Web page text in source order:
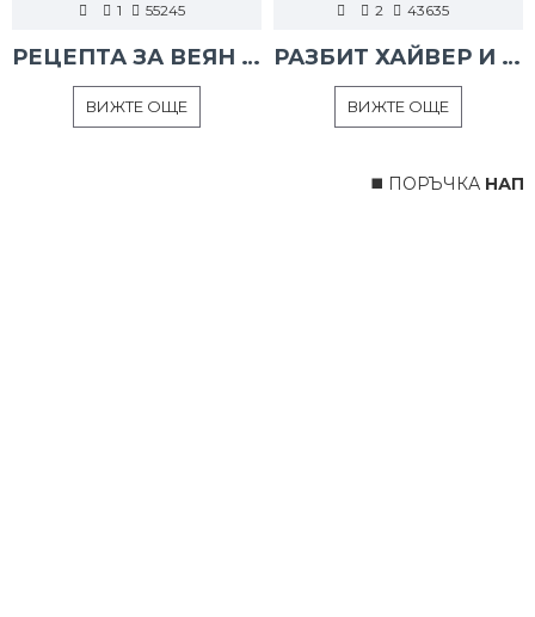
1 55245
РЕЦЕПТА ЗА ВЕЯН ПАЛАМУД
ВИЖТЕ ОЩЕ
2 43635
РАЗБИТ ХАЙВЕР И ТАРАМА
ВИЖТЕ ОЩЕ
◼️ ПОРЪЧКА